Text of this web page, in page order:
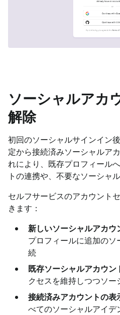
ソーシャルアカ
解除
初回のソーシャルサインイン
定から接続済みソーシャルア
れにより、既存プロフィール
トの連携や、不要なソーシャ
セルフサービスのアカウント
きます：
新しいソーシャルアカウ
プロフィールに追加の
続
既存ソーシャルアカウン
クセスを維持しつつソー
接続済みアカウントの表
べてのソーシャルアイデ